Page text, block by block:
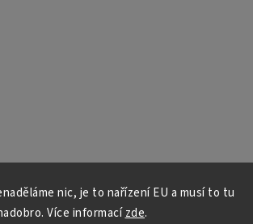
nic, je to nařízení EU a musí to tu
Více informacízde.